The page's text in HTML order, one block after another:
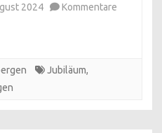
2024
Kommentare
Jubiläum,